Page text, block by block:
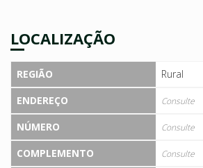
LOCALIZAÇÃO
REGIÃO
Rural
ENDEREÇO
Consulte
NÚMERO Consulte
COMPLEMENTO Consulte